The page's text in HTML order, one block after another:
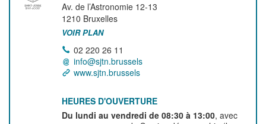
Av. de l’Astronomie 12-13
1210 Bruxelles
VOIR PLAN
02 220 26 11
info@sjtn.brussels
www.sjtn.brussels
HEURES D'OUVERTURE
Du lundi au vendredi de 08:30 à 13:00, avec